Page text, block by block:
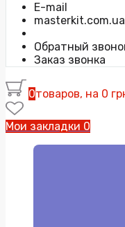
E-mail
Обратный
Заказ звонка
0товаров, на 0
Мои закладки 0